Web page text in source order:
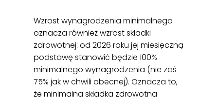
Wzrost wynagrodzenia minimalnego
oznacza również wzrost składki
zdrowotnej: od 2026 roku jej miesięczną
podstawę stanowić będzie 100%
minimalnego wynagrodzenia (nie zaś
75% jak w chwili obecnej). Oznacza to,
że minimalna składka zdrowotna